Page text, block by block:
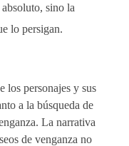
sino la
lo persigan.
los personajes y sus
a la búsqueda de
La narrativa
de venganza no